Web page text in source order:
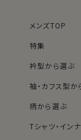
●ロイヤルオック
ロイヤルオック
でシルクのよう
できます
メンズTOP
特集
衿型から選ぶ
袖・カフス型か
柄から選ぶ
Tシャツ・イン